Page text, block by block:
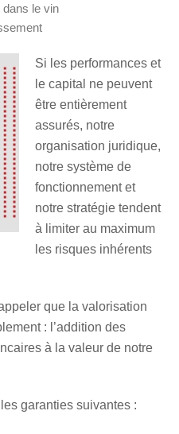
dans le vin
Si les performances et
le capital ne peuvent
être entièrement
assurés, notre
organisation juridique,
notre système de
fonctionnement et
notre stratégie tendent
à limiter au maximum
les risques inhérents
que la valorisation
: l’addition des
à la valeur de notre
garanties suivantes :